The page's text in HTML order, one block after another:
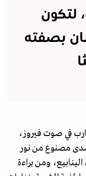
لتكون
بصفته
في صوت فيروز،
مصنوع من نور
ومن براءة